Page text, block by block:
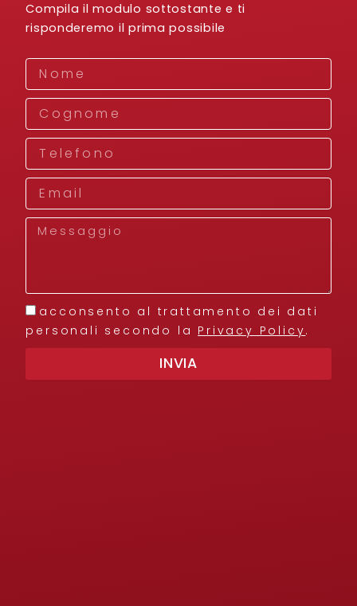
Compila il modulo sottostante e ti
risponderemo il prima possibile
Nome
Cognome
Telefono
Email
Messaggio
privacy
acconsento al trattamento dei dati
personali secondo la Privacy Policy.
INVIA